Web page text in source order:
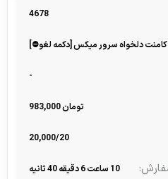
4678
کامنت دلخواه سرور میکس [دکمه لغو⛔]
-
تومان 983,000
20,000/20
10 ساعت 6 دقیقه 40 ثانیه